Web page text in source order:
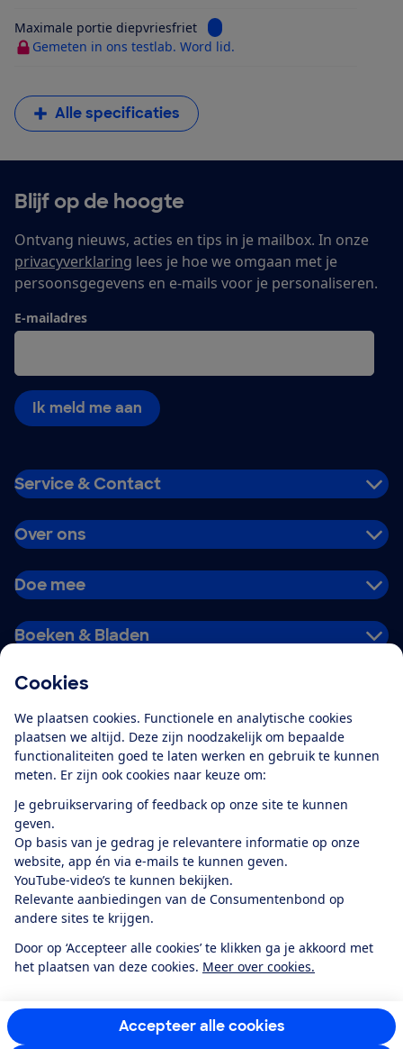
Cookies
We plaatsen cookies. Functionele en analytische cookies
plaatsen we altijd. Deze zijn noodzakelijk om bepaalde
functionaliteiten goed te laten werken en gebruik te kunnen
meten. Er zijn ook cookies naar keuze om:
Je gebruikservaring of feedback op onze site te kunnen
geven.
Op basis van je gedrag je relevantere informatie op onze
website, app én via e-mails te kunnen geven.
YouTube-video’s te kunnen bekijken.
Relevante aanbiedingen van de Consumentenbond op
andere sites te krijgen.
Door op ‘Accepteer alle cookies’ te klikken ga je akkoord met
het plaatsen van deze cookies. Meer over cookies.
Accepteer alle cookies
Maximale portie diepvriesfriet
Bekijk informatie voor
Gemeten in ons testlab. Word lid.
Alle specificaties
Blijf op de hoogte
Ontvang nieuws, acties en tips in je mailbox. In onze
privacyverklaring lees je hoe we omgaan met je
persoonsgegevens en e-mails voor je personaliseren.
E-mailadres
Ik meld me aan
Service & Contact
Over ons
Doe mee
Boeken & Bladen
Alles over de
app
Algemene Voorwaarden
Privacyverklaring
Cookiebeleid
Privacyvoorkeuren
Toegankelijkheid
RSS-feed nieuws
FacebookTwitterInstagram
YoutubeLinkedIn
12.901consumentenbeoordelen de Consumentenbondmet gemiddeld